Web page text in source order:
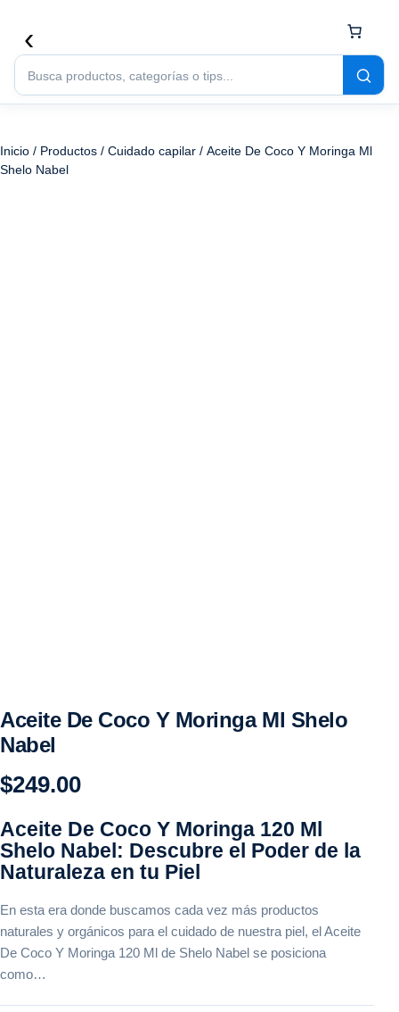
Buscar
productos
Inicio / Productos / Cuidado capilar / Aceite De Coco Y Moringa Ml
Shelo Nabel
Aceite De Coco Y Moringa Ml Shelo
Nabel
$249.00
Aceite De Coco Y Moringa 120 Ml
Shelo Nabel: Descubre el Poder de la
Naturaleza en tu Piel
En esta era donde buscamos cada vez más productos
naturales y orgánicos para el cuidado de nuestra piel, el Aceite
De Coco Y Moringa 120 Ml de Shelo Nabel se posiciona
como…